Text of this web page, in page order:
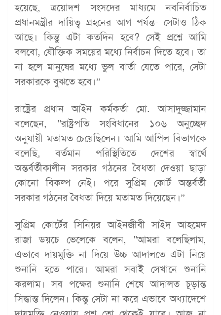
হয়েছে, ত্রয়োদশ সংসদের মাধ্যমে নবনির্বাচিত
প্রধানমন্ত্রীর দায়িত্ব গ্রহনের আগ পর্যন্ত- সেটাও ঠিক
আছে। কিন্তু এটা কতদিন হবে? সেই প্রশ্নে আমি
বলবো, যৌক্তিক সময়ের মধ্যে নির্বাচন দিতে হবে। তা
না হলে মানুষের মধ্যে ভুল বার্তা যেতে পারে, সেটা
সরকারকে বুঝতে হবে।”
রাষ্ট্রের প্রধান আইন কর্মকর্তা মো. আসাদুজ্জামান
বলেছেন, "রাষ্ট্রপতি সংবিধানের ১০৬ অনুচ্ছেদ
অনুযায়ী মতামত চেয়েছিলেন। আমি আপিল বিভাগকে
বলেছি, বর্তমান পরিস্থিতিতে দেশের স্বার্থে
অন্তর্বর্তীকালীন সরকার গঠনের বৈধতা দেওয়া ছাড়া
কোনো বিকল্প নেই। পরে সুপ্রিম কোর্ট অন্তর্বর্তী
সরকার গঠনের বৈধতা দিয়ে মতামত দিয়েছেন।”
সুপ্রিম কোর্টের সিনিয়র আইনজীবী সাইদ আহমেদ
রাজা ডয়চে ভেলেকে বলেন, "আমরা বলেছিলাম,
এভাবে দায়মুক্তি না দিয়ে উচ্চ আদালতে এটা নিয়ে
শুনানি হতে পারে। আমরা সবাই সেখানে শুনানি
করলাম। সব পক্ষের শুনানি শেষে আদালত চূড়ান্ত
সিদ্ধান্ত দিলেন। কিন্তু সেটা না করে এভাবে অধ্যাদেশে